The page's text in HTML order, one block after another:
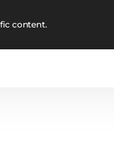
content.